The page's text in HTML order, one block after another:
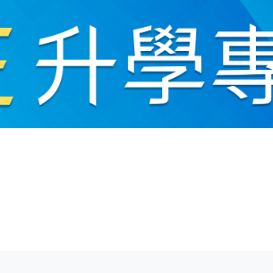
健康 科技 影片